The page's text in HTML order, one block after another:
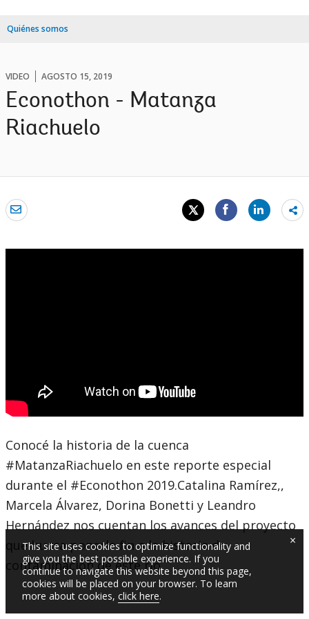
Quiénes somos
VIDEO AGOSTO 15, 2019
Econothon - Matanza
Riachuelo
Conocé la historia de la cuenca
#MatanzaRiachuelo en este reporte especial
durante el #Econothon 2019.Catalina Ramírez,,
Marcela Álvarez, Dorina Bonetti y Leandro
Hernández nos cuentan los avances del proyecto
que busca ponerle fin a la historia de
contaminación de este río.
This site uses cookies to optimize functionality and
give you the best possible experience. If you
continue to navigate this website beyond this page,
cookies will be placed on your browser. To learn
more about cookies, click here.
×